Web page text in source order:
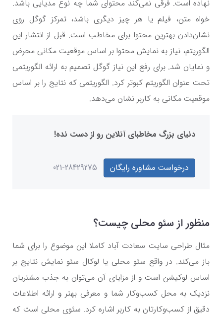
نهاده است. فرقی نمی‌کند محتوای شما چه نوع مدیایی باشد.
خواه متن، فیلم یا هر چیز دیگری باشد، تمرکز گوگل روی
نشان‌دادن بهترین محتوا برای مخاطب است. قبل از انتشار این
الگوریتم، نیاز به نمایش محتوا بر اساس موقعیت مکانی محرض
و نمایان شد. برای رفع این نیاز گوگل تصمیم به ارائه الگوریتمی
تحت عنوان الگوریتم کبوتر کرد. الگوریتمی که نتایج را بر اساس
موقعیت مکانی به کاربر نشان می‌دهد.
دنیای بزرگ مخاطبای آنلاین رو از دست نده!
درخواست مشاوره رایگان 021-28429275
منظور از سئو محلی چیست؟
مثال طراحی سایت سعادت آباد کاملا این موضوع را برای شما
باز می‌کند. در واقع سئو محلی یا لوکال سئو نمایش نتایج بر
اساس لوکیشن است و از مزایای آن می‌توان به جذب مشتریان
نزدیک به محل کسب‌وکار شما و معرفی بهتر و ارائه اطلاعات
دقیق از کسب‌وکارتان به کاربر اشاره کرد. سئوی محلی است که